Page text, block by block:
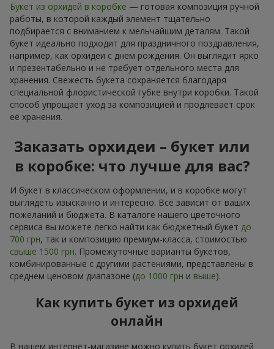
Букет из орхидей в коробке — готовая композиция ручной
работы, в которой каждый элемент тщательно
подбирается с вниманием к мельчайшим деталям. Такой
букет идеально подходит для праздничного поздравления,
например, как орхидеи с днем рождения. Он выглядит ярко
и презентабельно и не требует отдельного места для
хранения. Свежесть букета сохраняется благодаря
специальной флористической губке внутри коробки. Такой
способ упрощает уход за композицией и продлевает срок
её хранения.
Заказать орхидеи – букет или
в коробке: что лучше для вас?
И букет в классическом оформлении, и в коробке могут
выглядеть изысканно и интересно. Всё зависит от ваших
пожеланий и бюджета. В каталоге нашего цветочного
сервиса вы можете легко найти как бюджетный букет до
700 грн, так и композицию премиум-класса, стоимостью
свыше 1500 грн. Промежуточные варианты букетов,
комбинированные с другими растениями, представлены в
среднем ценовом диапазоне (до 1000 грн и выше).
Как купить букет из орхидей
онлайн
В нашем интернет-магазине можно купить букет орхидей